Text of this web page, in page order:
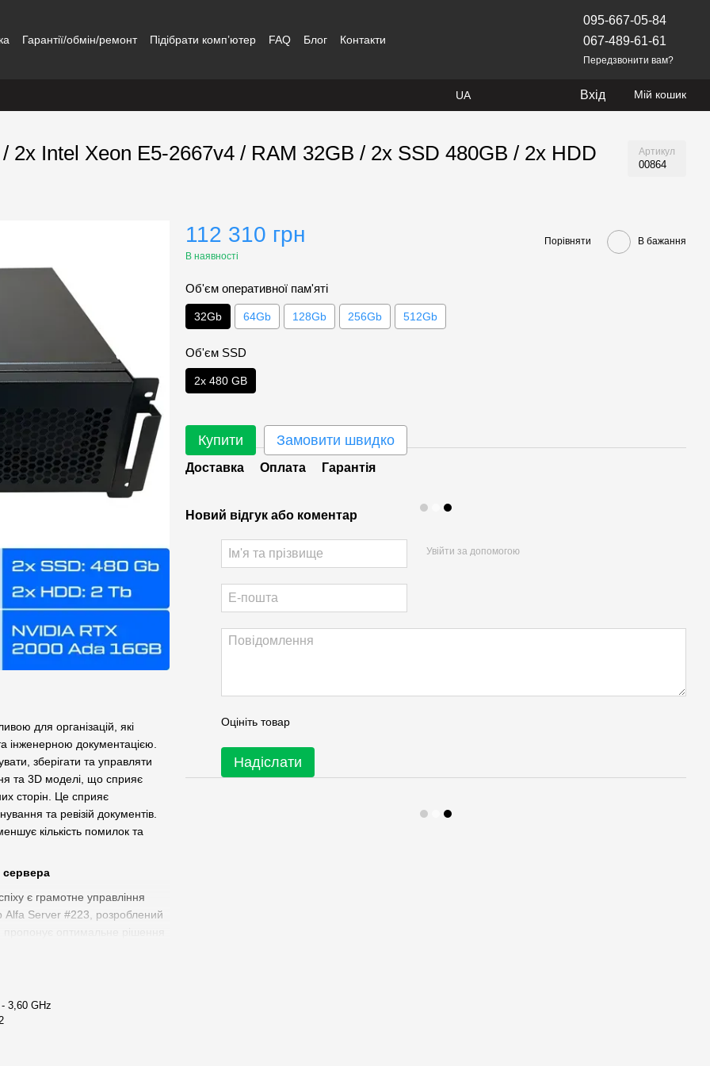
Гарантії/обмін/ремонт Підібрати комп’ютер FAQ Блог Контакти
095-667-05-84
067-489-61-61
Передзвонити вам?
UA Вхід Мій кошик
2х Intel Xeon E5-2667v4 / RAM 32GB / 2x SSD 480GB / 2x HDD Артикул
00864
для організацій, які
інженерною документацією.
зберігати та управляти
та 3D моделі, що сприяє
сторін. Це сприяє
та ревізій документів.
кількість помилок та
сервера
є грамотне управління
Server #223, розроблений
оптимальне рішення
даними, яке підходить
- 3,60 GHz
112 310 грн
В наявності
Порівняти В бажання
Об'єм оперативної пам'яті
32Gb 64Gb 128Gb 256Gb 512Gb
Об'єм SSD
2х 480 GB
Купити Замовити швидко
Доставка Оплата Гарантія
Новий відгук або коментар
Увійти за допомогою
Оцініть товар
Надіслати